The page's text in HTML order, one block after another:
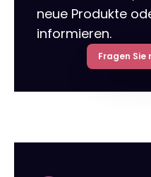
neue Produkte
informieren.
Fragen Sie